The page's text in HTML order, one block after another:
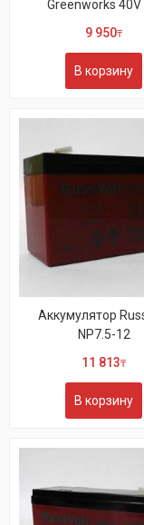
Greenworks 40V
9 950₸
В корзину
Аккумулятор
NP7.5-12
11 813₸
В корзину